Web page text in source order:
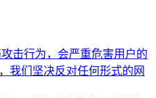
击行为，会严重危害用户的
我们坚决反对任何形式的网